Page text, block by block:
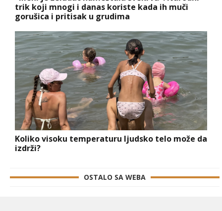
trik koji mnogi i danas koriste kada ih muči
gorušica i pritisak u grudima
Koliko visoku temperaturu ljudsko telo može da
izdrži?
OSTALO SA WEBA